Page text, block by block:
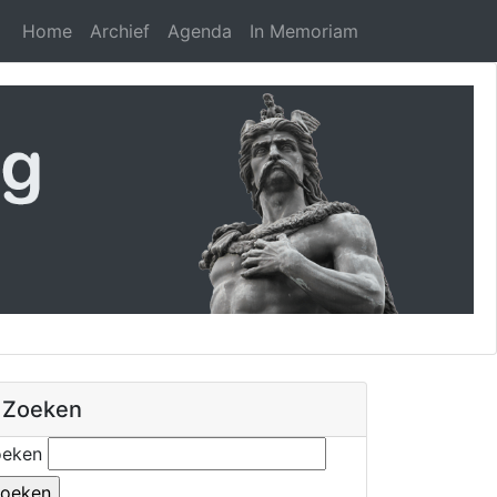
Home Archief Agenda In Memoriam
Zoeken